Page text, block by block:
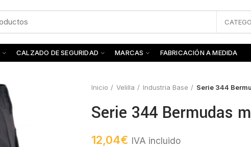
CALZADO DE SEGURIDAD MARCAS FABRICACIÓN A MEDIDA
Inicio Velilla Industria Base Serie 344
Serie 344 Bermudas
12,04€ IVA incluido